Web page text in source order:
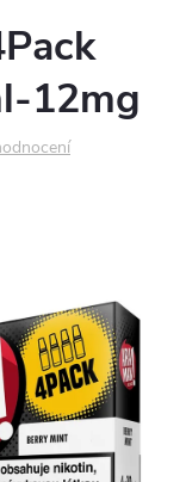
12mg